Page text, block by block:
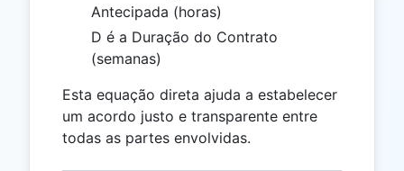
Antecipada (horas)
D é a Duração do Contrato
(semanas)
Esta equação direta ajuda a estabelecer
um acordo justo e transparente entre
todas as partes envolvidas.